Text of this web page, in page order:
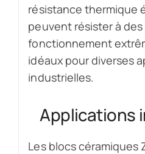
résistance thermique
peuvent résister à
fonctionnement
idéaux pour diverses
industrielles.
Applications
Les blocs céramiques